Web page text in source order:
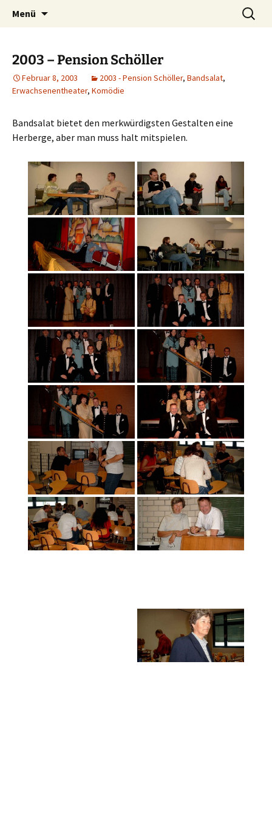
Theaterverein Bandsalat e.V.
Petersberg
Menü
Suche
nach:
2003 – Pension Schöller
Februar 8, 2003 2003 - Pension Schöller, Bandsalat,
Erwachsenentheater, Komödie
Bandsalat bietet den merkwürdigsten Gestalten eine
Herberge, aber man muss halt mitspielen.